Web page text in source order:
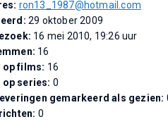
ron13_1987@hotmail.com
29 oktober 2009
16 mei 2010, 19:26 uur
16
op films: 16
op series: 0
gemarkeerd als gezien:
0